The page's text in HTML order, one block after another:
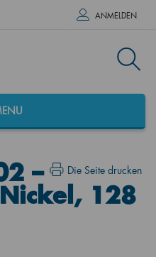
ANMELDEN
Die Seite drucken
–
128